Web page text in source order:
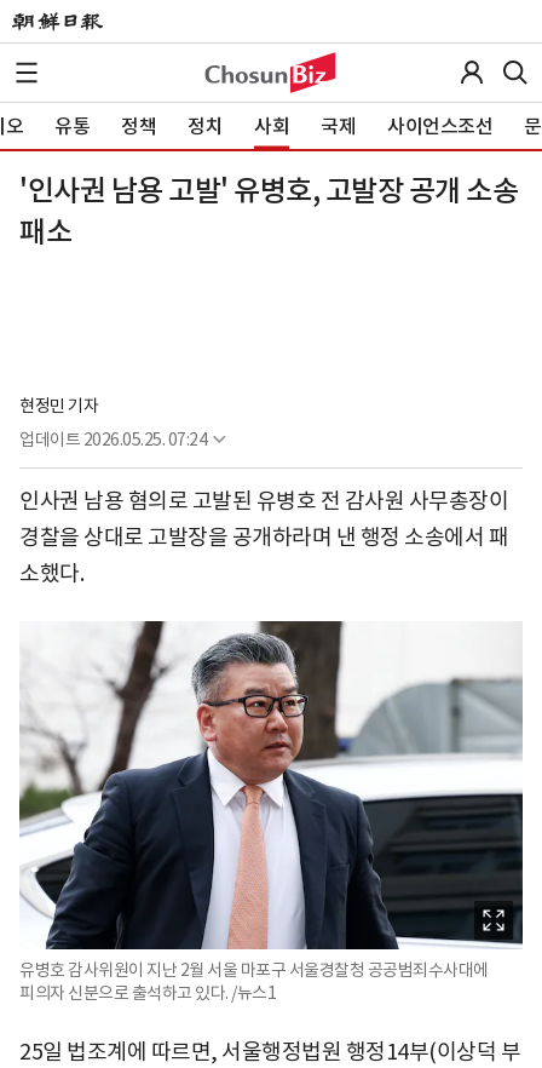
오 유통 정책 정치 사회 국제 사이언스조선
'인사권 남용 고발' 유병호, 고발장 공개 소송
패소
현정민 기자
업데이트 2026.05.25. 07:24
인사권 남용 혐의로 고발된 유병호 전 감사원 사무총장이
경찰을 상대로 고발장을 공개하라며 낸 행정 소송에서 패
소했다.
유병호 감사위원이 지난 2월 서울 마포구 서울경찰청 공공범죄수사대에
피의자 신분으로 출석하고 있다. /뉴스1
25일 법조계에 따르면, 서울행정법원 행정14부(이상덕 부